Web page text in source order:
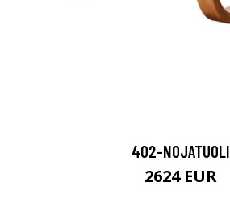
402-NOJATUOLI
2624 EUR